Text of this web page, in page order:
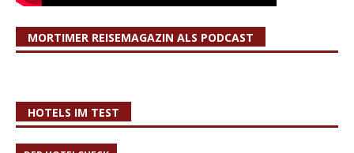
MORTIMER REISEMAGAZIN ALS PODCAST
HOTELS IM TEST